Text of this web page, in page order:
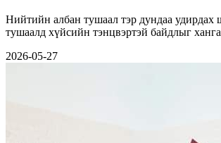
Нийтийн албан тушаал тэр дундаа удирдах
тушаалд хүйсийн тэнцвэртэй байдлыг
2026-05-27